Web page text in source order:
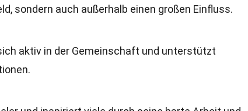
sondern auch außerhalb einen großen Einfluss.
aktiv in der Gemeinschaft und unterstützt